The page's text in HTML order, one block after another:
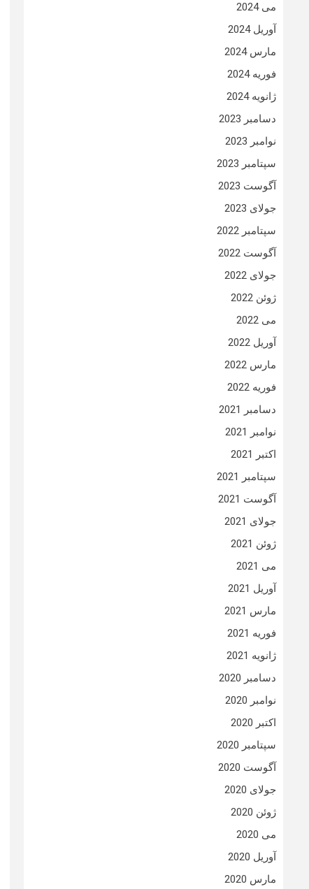
می 2024
آوریل 2024
مارس 2024
فوریه 2024
ژانویه 2024
دسامبر 2023
نوامبر 2023
سپتامبر 2023
آگوست 2023
جولای 2023
سپتامبر 2022
آگوست 2022
جولای 2022
ژوئن 2022
می 2022
آوریل 2022
مارس 2022
فوریه 2022
دسامبر 2021
نوامبر 2021
اکتبر 2021
سپتامبر 2021
آگوست 2021
جولای 2021
ژوئن 2021
می 2021
آوریل 2021
مارس 2021
فوریه 2021
ژانویه 2021
دسامبر 2020
نوامبر 2020
اکتبر 2020
سپتامبر 2020
آگوست 2020
جولای 2020
ژوئن 2020
می 2020
آوریل 2020
مارس 2020